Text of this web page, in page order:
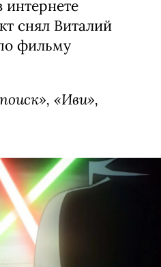
снял Виталий
фильму
«Иви»,